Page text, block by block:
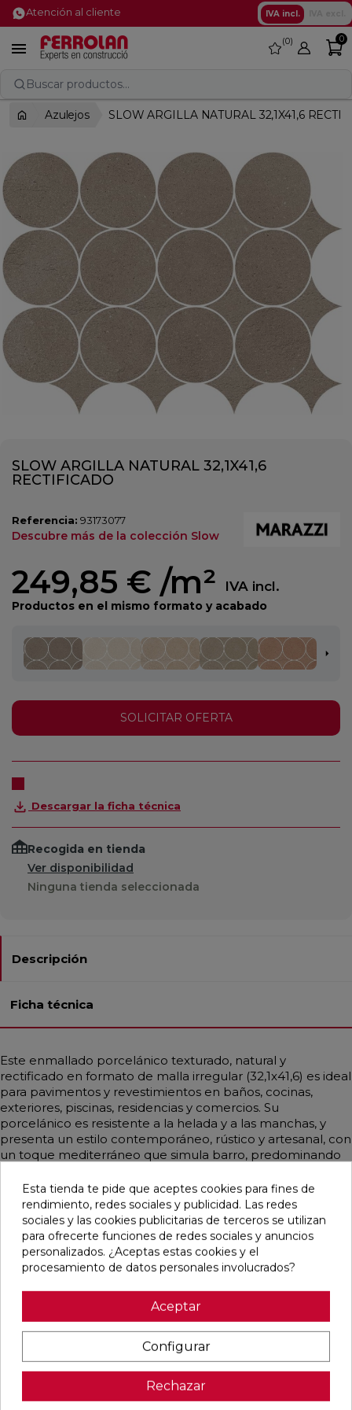
Atención al cliente IVA incl.
 favorite
0 0
Buscar productos...
Azulejos SLOW ARGILLA NATURAL 32,1X41,6
SLOW ARGILLA NATURAL 32,1X41,6
RECTIFICADO
Referencia: 93173077
Descubre más de la colección Slow
249,85 € /m² IVA incl.
Productos en el mismo formato y acabado
SOLICITAR OFERTA
Descargar la ficha técnica
Recogida en tienda
Ver disponibilidad
Ninguna tienda seleccionada
Descripción
Ficha técnica
Este enmallado porcelánico texturado, natural y
rectificado en formato de malla irregular (32,1x41,6) es ideal
para pavimentos y revestimientos en baños, cocinas,
exteriores, piscinas, residencias y comercios. Su
porcelánico es resistente a la helada y a las manchas, y
presenta un estilo contemporáneo, rústico y artesanal, con
un toque mediterráneo que simula barro, predominando
Pensamos que te puede interesar
CUERO
MATE
favorite
GRECOGRES
BASE
favorite
GRECOGRES
BASE
NATURAL
31,4X31,4
favorite
PELDAÑO
FIORENTINO
30,5X31,4
favorite
Esta tienda te pide que aceptes cookies para fines de
rendimiento, redes sociales y publicidad. Las redes
sociales y las cookies publicitarias de terceros se utilizan
para ofrecerte funciones de redes sociales y anuncios
personalizados. ¿Aceptas estas cookies y el
procesamiento de datos personales involucrados?
Aceptar
Configurar
Rechazar